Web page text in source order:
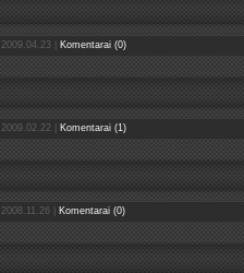
2009.04.23| Komentarai (0)
2009.02.22 Komentarai (1)
2008.11.26 Komentarai (0)